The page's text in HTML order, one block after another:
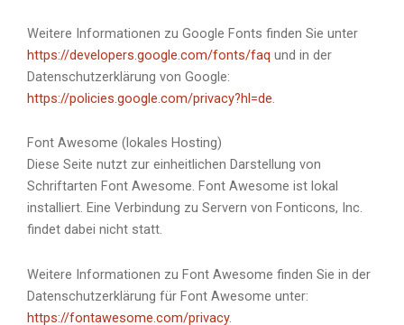
Weitere Informationen zu Google Fonts finden Sie unter
https://developers.google.com/fonts/faq und in der
Datenschutzerklärung von Google:
https://policies.google.com/privacy?hl=de.
Font Awesome (lokales Hosting)
Diese Seite nutzt zur einheitlichen Darstellung von
Schriftarten Font Awesome. Font Awesome ist lokal
installiert. Eine Verbindung zu Servern von Fonticons, Inc.
findet dabei nicht statt.
Weitere Informationen zu Font Awesome finden Sie in der
Datenschutzerklärung für Font Awesome unter:
https://fontawesome.com/privacy.